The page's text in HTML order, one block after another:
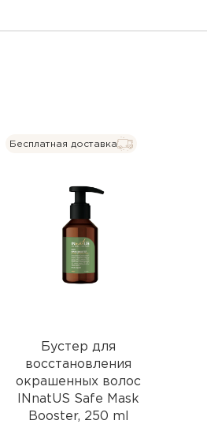
Мусс для технических
процедур
Бесплатная доставка
Бустер для
восстановления
окрашенных волос
INnatUS Safe Mask
Booster, 250 ml